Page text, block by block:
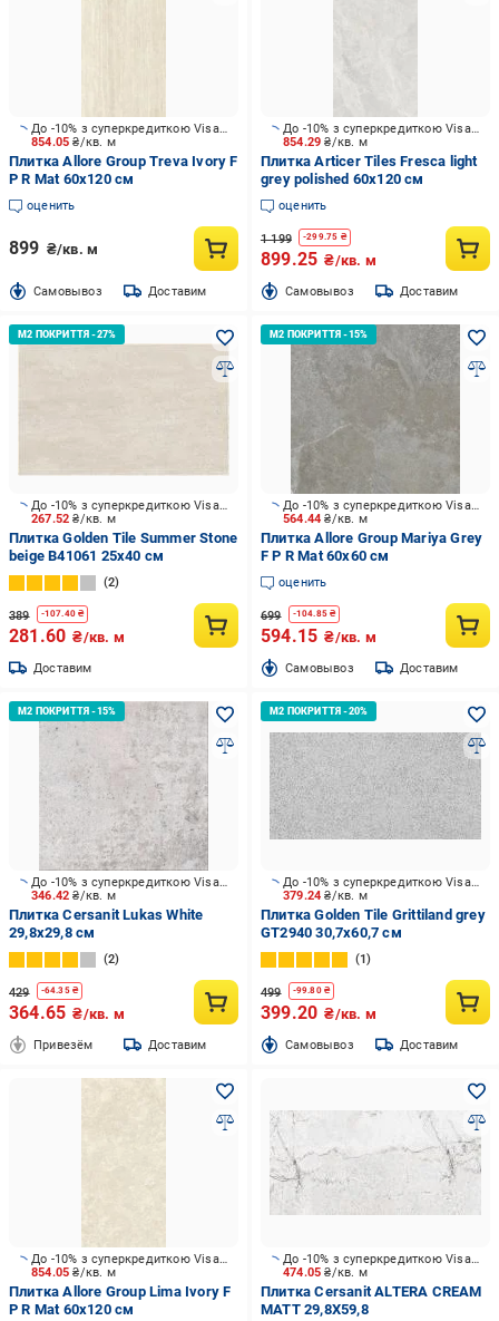
854.05₴/кв. м
До -10% з суперкредиткою Visa Вигода
Плитка Allore Group Treva Ivory F
P R Mat 60х120 см
оценить
899 ₴/кв. м
Cамовывоз Доставим
854.29₴/кв. м
До -10% з суперкредиткою Visa Вигода
Плитка Articer Tiles Fresca light
grey polished 60x120 см
оценить
1 199 -299.75 ₴
899.25 ₴/кв. м
Cамовывоз Доставим
267.52₴/кв. м
До -10% з суперкредиткою Visa Вигода
Плитка Golden Tile Summer Stone
beige В41061 25x40 см
2
389 -107.40 ₴
281.60 ₴/кв. м
Доставим
564.44₴/кв. м
До -10% з суперкредиткою Visa Вигода
Плитка Allore Group Mariya Grey
F P R Mat 60х60 см
оценить
699 -104.85₴
594.15 ₴/кв. м
Cамовывоз Доставим
346.42₴/кв. м
До -10% з суперкредиткою Visa Вигода
Плитка Cersanit Lukas White
29,8x29,8 см
2
429 -64.35₴
364.65 ₴/кв. м
Привезём Доставим
379.24₴/кв. м
До -10% з суперкредиткою Visa Вигода
Плитка Golden Tile Grittiland grey
GT2940 30,7x60,7 см
1
499 -99.80₴
399.20 ₴/кв. м
Cамовывоз Доставим
854.05₴/кв. м
До -10% з суперкредиткою Visa Вигода
Плитка Allore Group Lima Ivory F
P R Mat 60х120 см
474.05₴/кв. м
До -10% з суперкредиткою Visa Вигода
Плитка Cersanit ALTERA CREAM
MATT 29,8X59,8